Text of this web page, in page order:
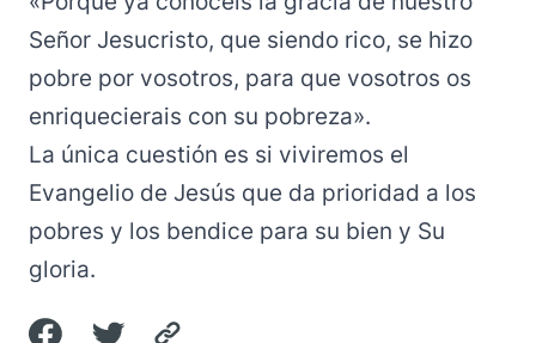
Señor Jesucristo, que siendo rico, se hizo
pobre por vosotros, para que vosotros os
enriquecierais con su pobreza».
La única cuestión es si viviremos el
Evangelio de Jesús que da prioridad a los
pobres y los bendice para su bien y Su
gloria.